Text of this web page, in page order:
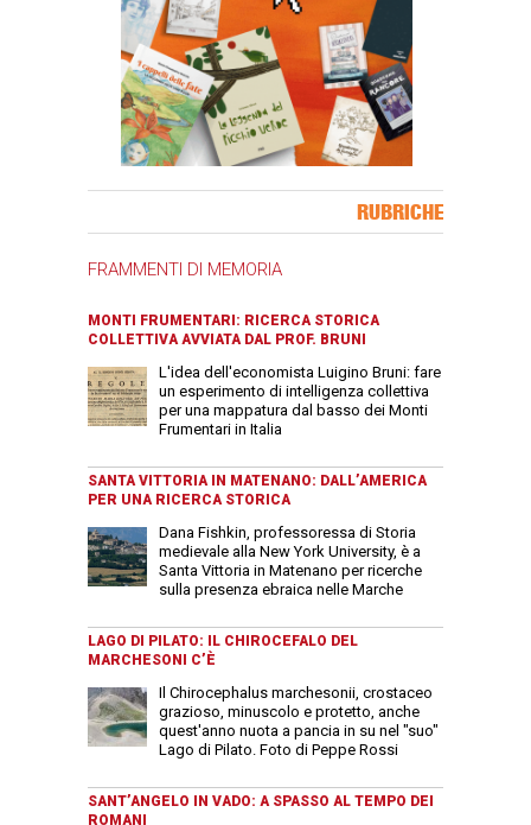
RUBRICHE
FRAMMENTI DI MEMORIA
MONTI FRUMENTARI: RICERCA STORICA
COLLETTIVA AVVIATA DAL PROF. BRUNI
L'idea dell'economista Luigino Bruni: fare
un esperimento di intelligenza collettiva
per una mappatura dal basso dei Monti
Frumentari in Italia
SANTA VITTORIA IN MATENANO: DALL’AMERICA
PER UNA RICERCA STORICA
Dana Fishkin, professoressa di Storia
medievale alla New York University, è a
Santa Vittoria in Matenano per ricerche
sulla presenza ebraica nelle Marche
LAGO DI PILATO: IL CHIROCEFALO DEL
MARCHESONI C’È
Il Chirocephalus marchesonii, crostaceo
grazioso, minuscolo e protetto, anche
quest'anno nuota a pancia in su nel "suo"
Lago di Pilato. Foto di Peppe Rossi
SANT’ANGELO IN VADO: A SPASSO AL TEMPO DEI
ROMANI